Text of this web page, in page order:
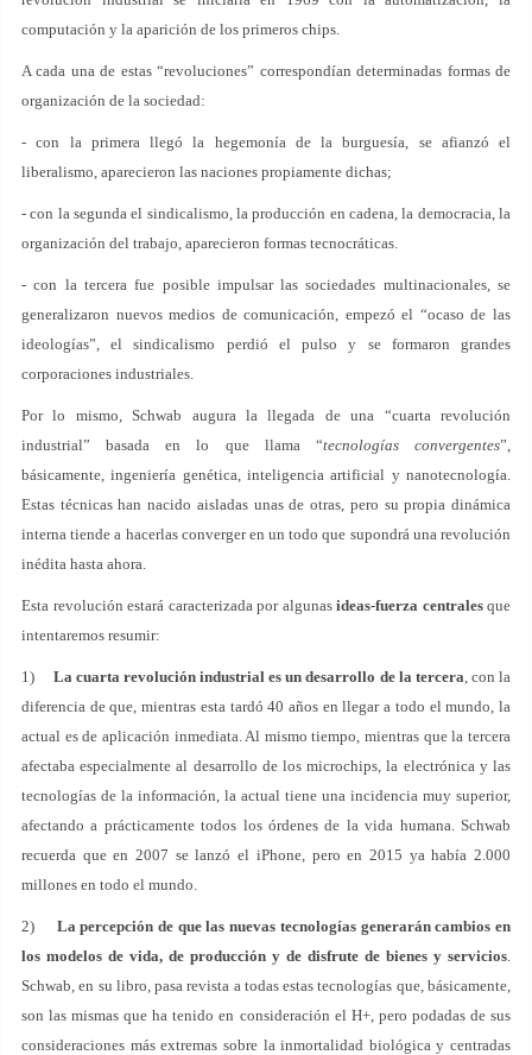
computación y la aparición de los primeros chips.
A cada una de estas “revoluciones” correspondían determinadas formas de
organización de la sociedad:
- con la primera llegó la hegemonía de la burguesía, se afianzó el
liberalismo, aparecieron las naciones propiamente dichas;
- con la segunda el sindicalismo, la producción en cadena, la democracia, la
organización del trabajo, aparecieron formas tecnocráticas.
- con la tercera fue posible impulsar las sociedades multinacionales, se
generalizaron nuevos medios de comunicación, empezó el “ocaso de las
ideologías”, el sindicalismo perdió el pulso y se formaron grandes
corporaciones industriales.
Por lo mismo, Schwab augura la llegada de una “cuarta revolución
industrial” basada en lo que llama “tecnologías convergentes”,
básicamente, ingeniería genética, inteligencia artificial y nanotecnología.
Estas técnicas han nacido aisladas unas de otras, pero su propia dinámica
interna tiende a hacerlas converger en un todo que supondrá una revolución
inédita hasta ahora.
Esta revolución estará caracterizada por algunas ideas-fuerza centralesque
intentaremos resumir:
1) La cuarta revolución industrial es un desarrollo de la tercera, con la
diferencia de que, mientras esta tardó 40 años en llegar a todo el mundo, la
actual es de aplicación inmediata. Al mismo tiempo, mientras que la tercera
afectaba especialmente al desarrollo de los microchips, la electrónica y las
tecnologías de la información, la actual tiene una incidencia muy superior,
afectando a prácticamente todos los órdenes de la vida humana. Schwab
recuerda que en 2007 se lanzó el iPhone, pero en 2015 ya había 2.000
millones en todo el mundo.
2) La percepción de que las nuevas tecnologías generarán cambios en
los modelos de vida, de producción y de disfrute de bienes y servicios.
Schwab, en su libro, pasa revista a todas estas tecnologías que, básicamente,
son las mismas que ha tenido en consideración el H+, pero podadas de sus
consideraciones más extremas sobre la inmortalidad biológica y centradas